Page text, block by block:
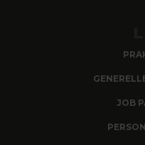
JOB